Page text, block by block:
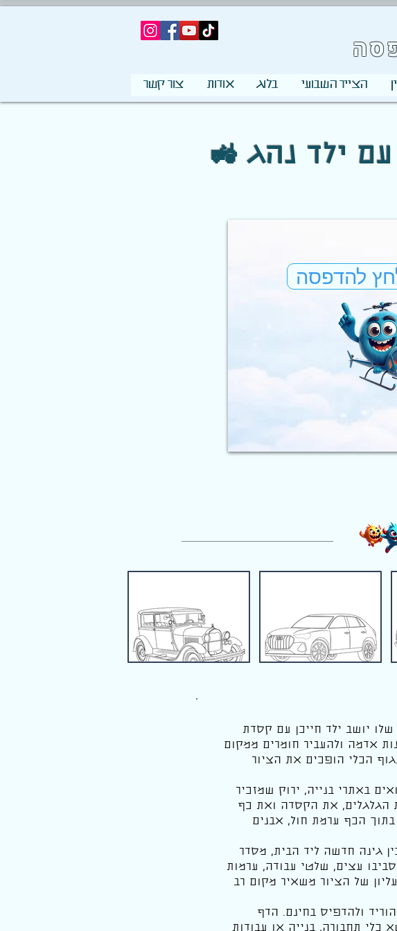
הצייר השבועי בלוג אודות צור קשר
🚜 דף צביעה טרקטור שופל עם ילד נהג
להדפסה
יושב ילד חייכן עם קסדת
אדמה ולהעביר חומרים ממקום
הכלי הופכים את הציור
באתרי בנייה, ירוק שמזכיר
הגלגלים, את הקסדה ואת כף
הכף ערמת חול, אבנים
גינה חדשה ליד הבית, מסדר
עצים, שלטי עבודה, ערמות
של הציור משאיר מקום רב
ולהדפיס בחינם. הדף
כלי תחבורה, בנייה או עבודות